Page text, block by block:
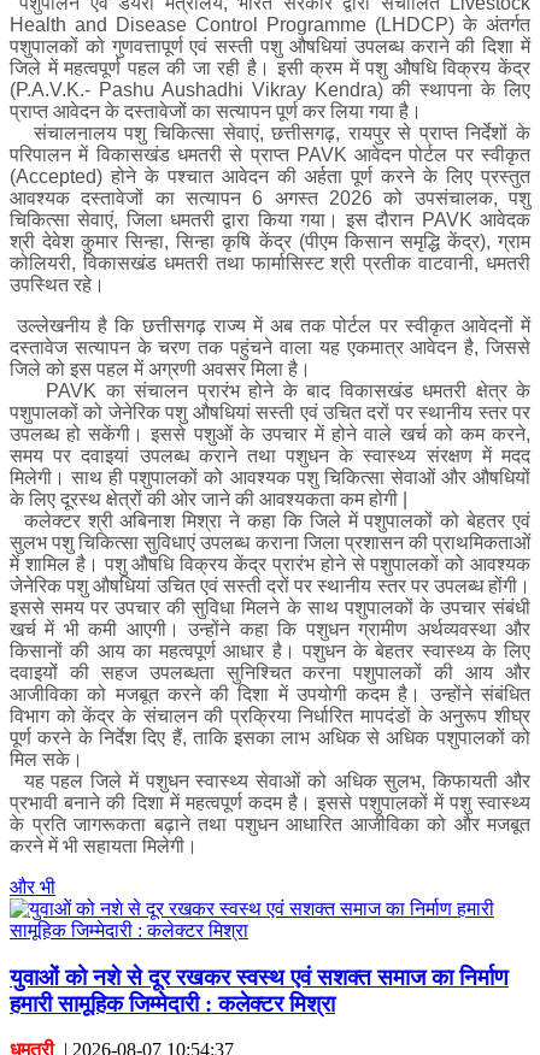
Health and Disease Control Programme (LHDCP) के अंतर्गत
पशुपालकों को गुणवत्तापूर्ण एवं सस्ती पशु औषधियां उपलब्ध कराने की दिशा में
जिले में महत्वपूर्ण पहल की जा रही है। इसी क्रम में पशु औषधि विक्रय केंद्र
(P.A.V.K.- Pashu Aushadhi Vikray Kendra) की स्थापना के लिए
प्राप्त आवेदन के दस्तावेजों का सत्यापन पूर्ण कर लिया गया है।
संचालनालय पशु चिकित्सा सेवाएं, छत्तीसगढ़, रायपुर से प्राप्त निर्देशों के
परिपालन में विकासखंड धमतरी से प्राप्त PAVK आवेदन पोर्टल पर स्वीकृत
(Accepted) होने के पश्चात आवेदन की अर्हता पूर्ण करने के लिए प्रस्तुत
आवश्यक दस्तावेजों का सत्यापन 6 अगस्त 2026 को उपसंचालक, पशु
चिकित्सा सेवाएं, जिला धमतरी द्वारा किया गया। इस दौरान PAVK आवेदक
श्री देवेश कुमार सिन्हा, सिन्हा कृषि केंद्र (पीएम किसान समृद्धि केंद्र), ग्राम
कोलियरी, विकासखंड धमतरी तथा फार्मासिस्ट श्री प्रतीक वाटवानी, धमतरी
उपस्थित रहे।
उल्लेखनीय है कि छत्तीसगढ़ राज्य में अब तक पोर्टल पर स्वीकृत आवेदनों में
दस्तावेज सत्यापन के चरण तक पहुंचने वाला यह एकमात्र आवेदन है, जिससे
जिले को इस पहल में अग्रणी अवसर मिला है।
PAVK का संचालन प्रारंभ होने के बाद विकासखंड धमतरी क्षेत्र के
पशुपालकों को जेनेरिक पशु औषधियां सस्ती एवं उचित दरों पर स्थानीय स्तर पर
उपलब्ध हो सकेंगी। इससे पशुओं के उपचार में होने वाले खर्च को कम करने,
समय पर दवाइयां उपलब्ध कराने तथा पशुधन के स्वास्थ्य संरक्षण में मदद
मिलेगी। साथ ही पशुपालकों को आवश्यक पशु चिकित्सा सेवाओं और औषधियों
के लिए दूरस्थ क्षेत्रों की ओर जाने की आवश्यकता कम होगी |
कलेक्टर श्री अबिनाश मिश्रा ने कहा कि जिले में पशुपालकों को बेहतर एवं
सुलभ पशु चिकित्सा सुविधाएं उपलब्ध कराना जिला प्रशासन की प्राथमिकताओं
में शामिल है। पशु औषधि विक्रय केंद्र प्रारंभ होने से पशुपालकों को आवश्यक
जेनेरिक पशु औषधियां उचित एवं सस्ती दरों पर स्थानीय स्तर पर उपलब्ध होंगी।
इससे समय पर उपचार की सुविधा मिलने के साथ पशुपालकों के उपचार संबंधी
खर्च में भी कमी आएगी। उन्होंने कहा कि पशुधन ग्रामीण अर्थव्यवस्था और
किसानों की आय का महत्वपूर्ण आधार है। पशुधन के बेहतर स्वास्थ्य के लिए
दवाइयों की सहज उपलब्धता सुनिश्चित करना पशुपालकों की आय और
आजीविका को मजबूत करने की दिशा में उपयोगी कदम है। उन्होंने संबंधित
विभाग को केंद्र के संचालन की प्रक्रिया निर्धारित मापदंडों के अनुरूप शीघ्र
पूर्ण करने के निर्देश दिए हैं, ताकि इसका लाभ अधिक से अधिक पशुपालकों को
मिल सके।
यह पहल जिले में पशुधन स्वास्थ्य सेवाओं को अधिक सुलभ, किफायती और
प्रभावी बनाने की दिशा में महत्वपूर्ण कदम है। इससे पशुपालकों में पशु स्वास्थ्य
के प्रति जागरूकता बढ़ाने तथा पशुधन आधारित आजीविका को और मजबूत
करने में भी सहायता मिलेगी।
और भी
युवाओं को नशे से दूर रखकर स्वस्थ एवं सशक्त समाज का निर्माण
हमारी सामूहिक जिम्मेदारी : कलेक्टर मिश्रा
धमतरी| 2026-08-07 10:54:37